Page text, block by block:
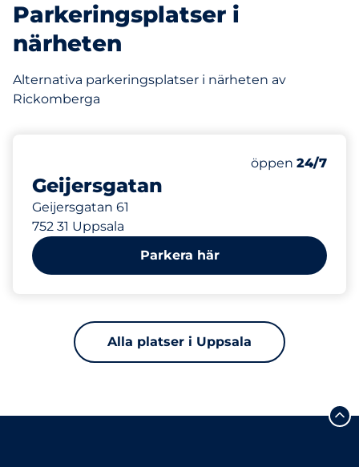
Parkeringsplatser i
närheten
Alternativa parkeringsplatser i närheten av
Rickomberga
Geijersgatan
Geijersgatan 61
752 31 Uppsala
Antal
Totalt antal
öppen 24/7
Parkera här
Alla platser i Uppsala